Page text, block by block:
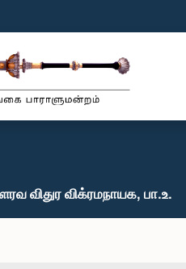
விதுர விக்ரமநாயக, பா.உ.